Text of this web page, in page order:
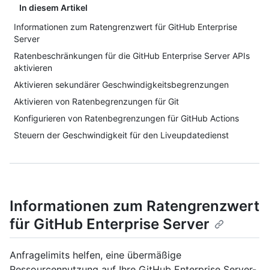
In diesem Artikel
Informationen zum Ratengrenzwert für GitHub Enterprise
Server
Ratenbeschränkungen für die GitHub Enterprise Server APIs
aktivieren
Aktivieren sekundärer Geschwindigkeitsbegrenzungen
Aktivieren von Ratenbegrenzungen für Git
Konfigurieren von Ratenbegrenzungen für GitHub Actions
Steuern der Geschwindigkeit für den Liveupdatedienst
Informationen zum Ratengrenzwert
für GitHub Enterprise Server
Anfragelimits helfen, eine übermäßige